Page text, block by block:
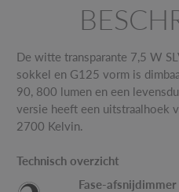
De witte transparante 7,5 W
sokkel en G125 vorm is
90, 800 lumen en een
versie heeft een uitstraalhoek
2700 Kelvin.
Technisch overzicht
Fase-afsnijdimmer